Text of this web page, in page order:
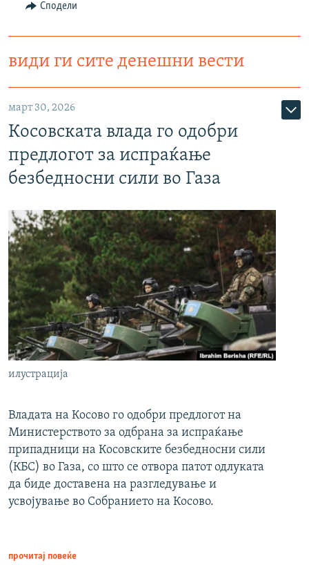
Сподели
види ги сите денешни вести
март 30, 2026
Косовската влада го одобри
предлогот за испраќање
безбедносни сили во Газа
илустрација
Владата на Косово го одобри предлогот на
Министерството за одбрана за испраќање
припадници на Косовските безбедносни сили
(КБС) во Газа, со што се отвора патот одлуката
да биде доставена на разгледување и
усвојување во Собранието на Косово.
прочитај повеќе